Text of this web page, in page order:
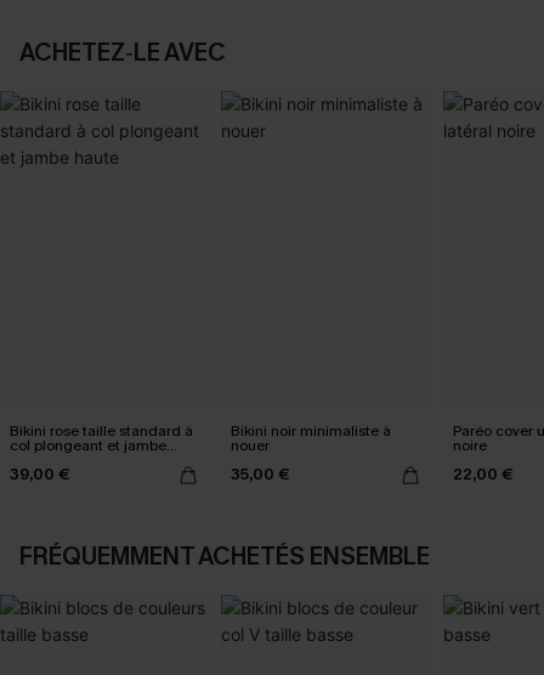
ACHETEZ‑LE AVEC
Bikini rose taille standard à
col plongeant et jambe
haute
39,00 €
Bikini noir minimaliste à
nouer
35,00 €
Paréo cover
noire
22,00 €
FRÉQUEMMENT ACHETÉS ENSEMBLE